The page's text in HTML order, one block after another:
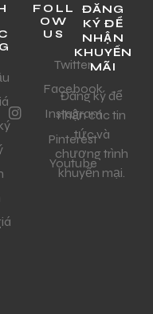
FOLL
OW
US
Twitter
Facebook
Instagram
Pinterest
Youtube
ĐĂNG
KÝ ĐỂ
NHẬN
KHUYẾN
MÃI
Đăng ký để
nhận các tin
tức và
chương trình
khuyến mại.